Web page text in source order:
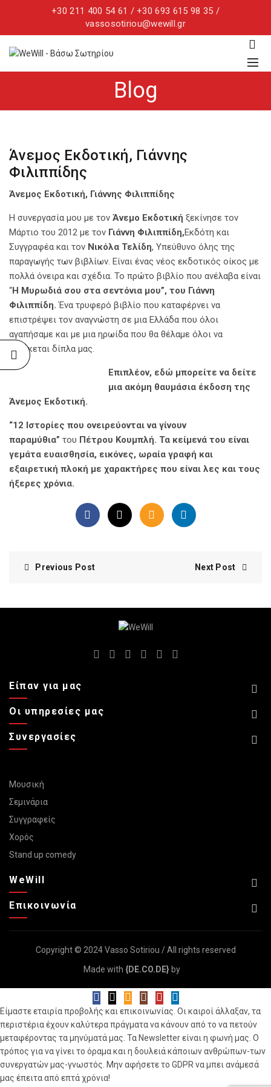
+30 211 400 54 61 / +30 693 615 98 35 /
vassosotiriou@wewill.gr
Blog
Άνεμος Εκδοτική, Γιάννης
Φιλιππίδης
Άνεμος Εκδοτική, Γιάννης Φιλιππίδης
Η συνεργασία μου με τον Άνεμο Εκδοτική ξεκίνησε τον
Μάρτιο του 2012 με τον Γιάννη Φιλιππίδη,Εκδότη και
Συγγραφέα και τον Νικόλα Τελίδη, Υπεύθυνο όλης της
παραγωγής των βιβλίων. Είναι ένας νέος εκδοτικός οίκος με
πολλά όνειρα και σχέδια. Το πρώτο βιβλίο που ανέλαβα είναι
“Η Μυρωδιά σου στα σεντόνια μου”, του Γιάννη
Φιλιππίδη. Ένα τρυφερό βιβλίο που καταφέρνει να
επιστρέψει τον αναγνώστη σε μια Ελλάδα που όλοι
αγαπήσαμε και με μια ηρωίδα που θα θέλαμε όλοι να
βρίσκεται δίπλα μας.
Επιπλέον, εδώ μπορείτε να δείτε
μια ακόμη θαυμάσια έκδοση της
Άνεμος Εκδοτική.
“12 Ιστορίες που ονειρεύονται να γίνουν
παραμύθια” του Πέτρου Κουμπλή. Τα κείμενά του είναι
γεμάτα ευαισθησία, εικόνες, ωραία γραφή και
εξαιρετική πλοκή με χαρακτήρες που είναι λες και τους
ήξερες χρόνια.
Previous Post Next Post
Είπαν για μας
Οι υπηρεσίες μας
Συνεργασίες
Μουσική
Σεμινάρια
Συγγραφείς
Χορός
Stand up comedy
WeWill
Επικοινωνία
Copyright © 2024 Vasso Sotiriou / All rights reserved
Made with {DE.CO.DE} by
Είμαστε εταιρία προβολής και επικοινωνίας. Οι καιροί άλλαξαν, τα
περιστέρια έχουν καλύτερα πράγματα να κάνουν από το να πετούν
μεταφέροντας τα μηνύματά μας. Τα Newsletter είναι η φωνή μας. Ο
τρόπος για να γίνει το όραμα και η δουλειά κάποιων ανθρώπων-των
συνεργατών μας-γνωστός. Μην αφήσετε το GDPR να μπει ανάμεσά
μας έπειτα από επτά χρόνια!